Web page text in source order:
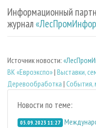
Информационный
журнал
Источник новости:
ВК «Евроэкспо»| Выставки,
Деревообработка | События,
Новости по теме:
05.09.2023 11:27